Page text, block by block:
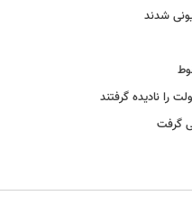
شدند
را نادیده گرفتند
گرفت